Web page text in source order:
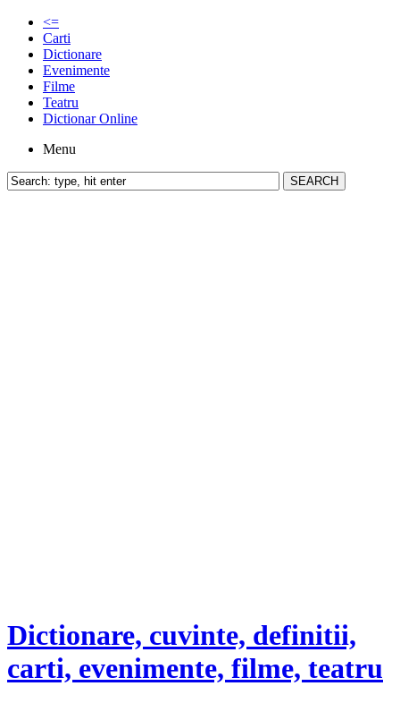
<=
Carti
Dictionare
Evenimente
Filme
Teatru
Dictionar Online
Menu
Dictionare, cuvinte, definitii,
carti, evenimente, filme, teatru